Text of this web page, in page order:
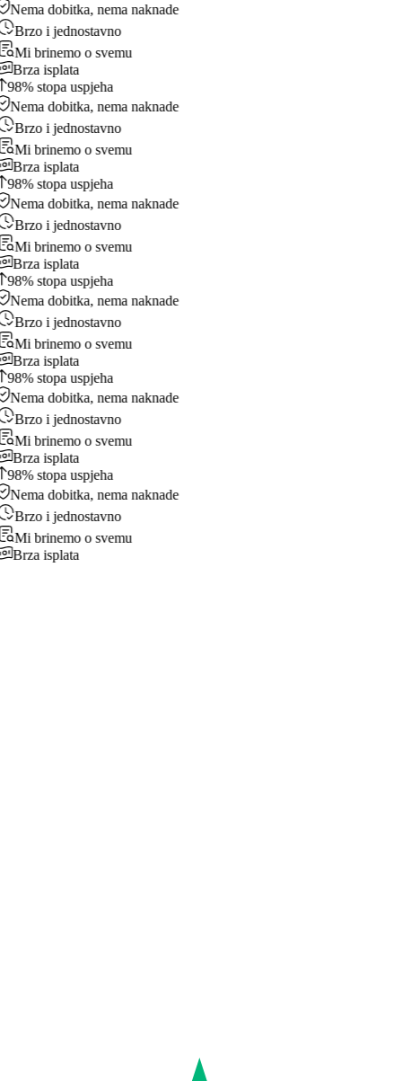
Nema dobitka, nema naknade
Brzo i jednostavno
Mi brinemo o svemu
Brza isplata
98% stopa uspjeha
Nema dobitka, nema naknade
Brzo i jednostavno
Mi brinemo o svemu
Brza isplata
98% stopa uspjeha
Nema dobitka, nema naknade
Brzo i jednostavno
Mi brinemo o svemu
Brza isplata
98% stopa uspjeha
Nema dobitka, nema naknade
Brzo i jednostavno
Mi brinemo o svemu
Brza isplata
98% stopa uspjeha
Nema dobitka, nema naknade
Brzo i jednostavno
Mi brinemo o svemu
Brza isplata
98% stopa uspjeha
Nema dobitka, nema naknade
Brzo i jednostavno
Mi brinemo o svemu
Brza isplata